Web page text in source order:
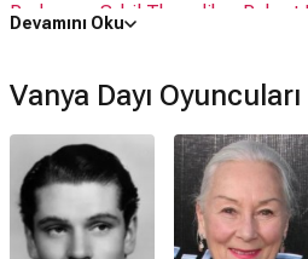
Redgrave
,Sybil Thorndike Robert
Vanya Dayı filmiİngiltere'de
Kaç saat?
2 saat
IMDb puanı kaç?
7.7
Devamını Oku
Vanya Dayı Oyuncuları